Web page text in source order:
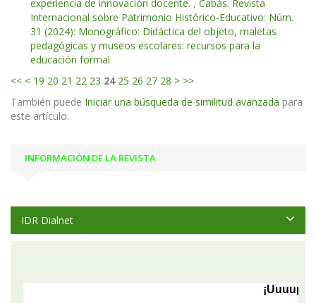
experiencia de innovación docente. , Cabás. Revista
Internacional sobre Patrimonio Histórico-Educativo: Núm.
31 (2024): Monográfico: Didáctica del objeto, maletas
pedagógicas y museos escolares: recursos para la
educación formal
<< < 19 20 21 22 23 24 25 26 27 28 > >>
También puede Iniciar una búsqueda de similitud avanzada para
este artículo.
INFORMACIÓN DE LA REVISTA
IDR Dialnet